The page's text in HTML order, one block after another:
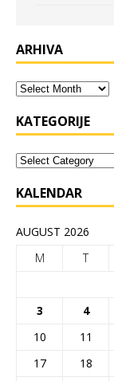
ARHIVA
KATEGORIJE
KALENDAR
AUGUST 2026
M
T
3
4
10
11
17
18